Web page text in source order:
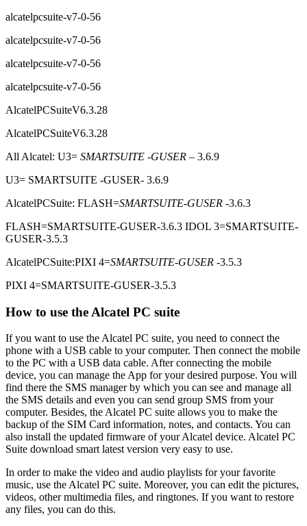
alcatelpcsuite-v7-0-56
alcatelpcsuite-v7-0-56
alcatelpcsuite-v7-0-56
alcatelpcsuite-v7-0-56
AlcatelPCSuiteV6.3.28
AlcatelPCSuiteV6.3.28
All Alcatel: U3= SMARTSUITE -GUSER – 3.6.9
U3= SMARTSUITE -GUSER- 3.6.9
AlcatelPCSuite: FLASH=SMARTSUITE-GUSER -3.6.3
FLASH=SMARTSUITE-GUSER-3.6.3 IDOL 3=SMARTSUITE-
GUSER-3.5.3
AlcatelPCSuite:PIXI 4=SMARTSUITE-GUSER -3.5.3
PIXI 4=SMARTSUITE-GUSER-3.5.3
How to use the Alcatel PC suite
If you want to use the Alcatel PC suite, you need to connect the
phone with a USB cable to your computer. Then connect the mobile
to the PC with a USB data cable. After connecting the mobile
device, you can manage the App for your desired purpose. You will
find there the SMS manager by which you can see and manage all
the SMS details and even you can send group SMS from your
computer. Besides, the Alcatel PC suite allows you to make the
backup of the SIM Card information, notes, and contacts. You can
also install the updated firmware of your Alcatel device. Alcatel PC
Suite download smart latest version very easy to use.
In order to make the video and audio playlists for your favorite
music, use the Alcatel PC suite. Moreover, you can edit the pictures,
videos, other multimedia files, and ringtones. If you want to restore
any files, you can do this.